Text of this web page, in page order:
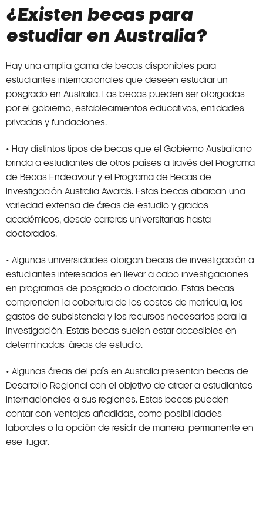
¿Existen becas para
estudiar en Australia?
Hay una amplia gama de becas disponibles para
estudiantes internacionales que deseen estudiar un
posgrado en Australia. Las becas pueden ser otorgadas
por el gobierno, establecimientos educativos, entidades
privadas y fundaciones.
• Hay distintos tipos de becas que el Gobierno Australiano
brinda a estudiantes de otros países a través del Programa
de Becas Endeavour y el Programa de Becas de
Investigación Australia Awards. Estas becas abarcan una
variedad extensa de áreas de estudio y grados
académicos, desde carreras universitarias hasta
doctorados.
• Algunas universidades otorgan becas de investigación a
estudiantes interesados en llevar a cabo investigaciones
en programas de posgrado o doctorado. Estas becas
comprenden la cobertura de los costos de matrícula, los
gastos de subsistencia y los recursos necesarios para la
investigación. Estas becas suelen estar accesibles en
determinadas áreas de estudio.
• Algunas áreas del país en Australia presentan becas de
Desarrollo Regional con el objetivo de atraer a estudiantes
internacionales a sus regiones. Estas becas pueden
contar con ventajas añadidas, como posibilidades
laborales o la opción de residir de manera permanente en
ese lugar.